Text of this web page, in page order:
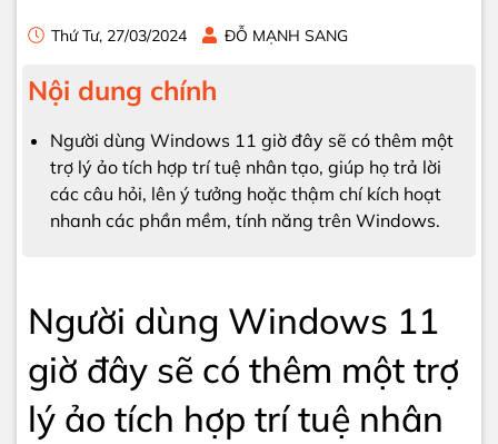
Thứ Tư, 27/03/2024 ĐỖ MẠNH SANG
Nội dung chính
Người dùng Windows 11 giờ đây sẽ có thêm một
trợ lý ảo tích hợp trí tuệ nhân tạo, giúp họ trả lời
các câu hỏi, lên ý tưởng hoặc thậm chí kích hoạt
nhanh các phần mềm, tính năng trên Windows.
Người dùng Windows 11
giờ đây sẽ có thêm một trợ
lý ảo tích hợp trí tuệ nhân